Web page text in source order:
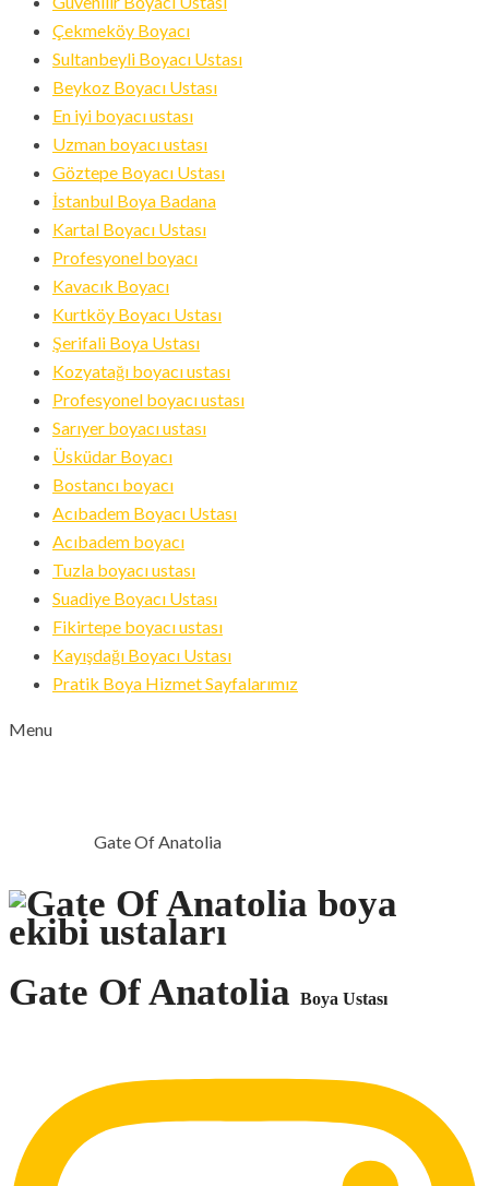
Çekmeköy Boyacı
Sultanbeyli Boyacı Ustası
Beykoz Boyacı Ustası
En iyi boyacı ustası
Uzman boyacı ustası
Göztepe Boyacı Ustası
İstanbul Boya Badana
Kartal Boyacı Ustası
Profesyonel boyacı
Kavacık Boyacı
Kurtköy Boyacı Ustası
Şerifali Boya Ustası
Kozyatağı boyacı ustası
Profesyonel boyacı ustası
Sarıyer boyacı ustası
Üsküdar Boyacı
Bostancı boyacı
Acıbadem Boyacı Ustası
Acıbadem boyacı
Tuzla boyacı ustası
Suadiye Boyacı Ustası
Fikirtepe boyacı ustası
Kayışdağı Boyacı Ustası
Pratik Boya Hizmet Sayfalarımız
Menu
Gate Of Anatolia
Gate Of Anatolia Boya Ustası